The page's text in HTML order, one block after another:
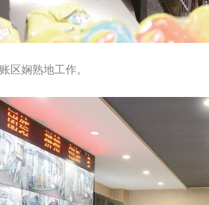
区娴熟地工作。